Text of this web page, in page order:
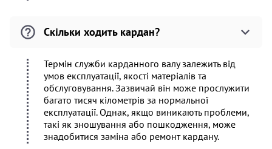
Скільки ходить кардан?
Термін служби карданного валу залежить від
умов експлуатації, якості матеріалів та
обслуговування. Зазвичай він може прослужити
багато тисяч кілометрів за нормальної
експлуатації. Однак, якщо виникають проблеми,
такі як зношування або пошкодження, може
знадобитися заміна або ремонт кардану.